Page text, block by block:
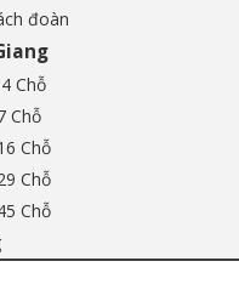
đoàn
Chỗ
Chỗ
Chỗ
Chỗ
Chỗ